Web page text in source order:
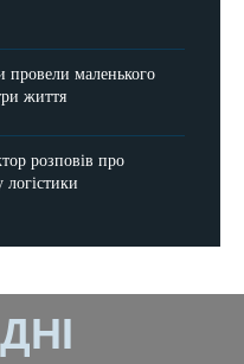
маленького
життя
розповів про